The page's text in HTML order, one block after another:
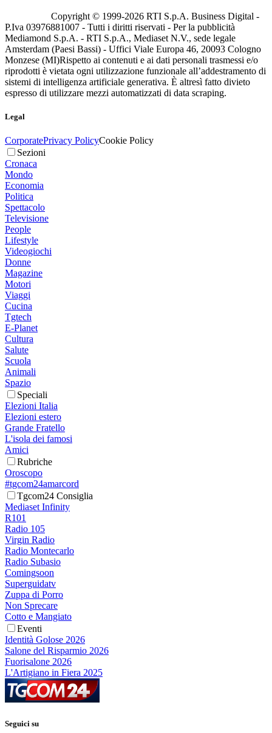
Copyright © 1999-2026 RTI S.p.A. Business Digital -
P.Iva 03976881007 - Tutti i diritti riservati - Per la pubblicità
Mediamond S.p.A. - RTI S.p.A., Mediaset N.V., sede legale
Amsterdam (Paesi Bassi) - Uffici Viale Europa 46, 20093 Cologno
Monzese (MI)Rispetto ai contenuti e ai dati personali trasmessi e/o
riprodotti è vietata ogni utilizzazione funzionale all’addestramento di
sistemi di intelligenza artificiale generativa. È altresì fatto divieto
espresso di utilizzare mezzi automatizzati di data scraping.
Legal
CorporatePrivacy PolicyCookie Policy
Sezioni
Cronaca
Mondo
Economia
Politica
Spettacolo
Televisione
People
Lifestyle
Videogiochi
Donne
Magazine
Motori
Viaggi
Cucina
Tgtech
E-Planet
Cultura
Salute
Scuola
Animali
Spazio
Speciali
Elezioni Italia
Elezioni estero
Grande Fratello
L'isola dei famosi
Amici
Rubriche
Oroscopo
#tgcom24amarcord
Tgcom24 Consiglia
Mediaset Infinity
R101
Radio 105
Virgin Radio
Radio Montecarlo
Radio Subasio
Comingsoon
Superguidatv
Zuppa di Porro
Non Sprecare
Cotto e Mangiato
Eventi
Identità Golose 2026
Salone del Risparmio 2026
Fuorisalone 2026
L'Artigiano in Fiera 2025
Seguici su